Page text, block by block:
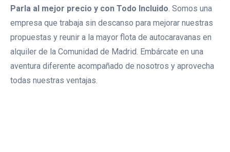
Parla al mejor precio y con Todo Incluido. Somos una
empresa que trabaja sin descanso para mejorar nuestras
propuestas y reunir a la mayor flota de autocaravanas en
alquiler de la Comunidad de Madrid. Embárcate en una
aventura diferente acompañado de nosotros y aprovecha
todas nuestras ventajas.